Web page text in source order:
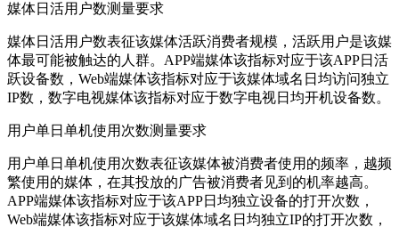
媒体日活用户数测量要求
媒体日活用户数表征该媒体活跃消费者规模，活跃用户是该媒
体最可能被触达的人群。APP端媒体该指标对应于该APP日活
跃设备数，Web端媒体该指标对应于该媒体域名日均访问独立
IP数，数字电视媒体该指标对应于数字电视日均开机设备数。
用户单日单机使用次数测量要求
用户单日单机使用次数表征该媒体被消费者使用的频率，越频
繁使用的媒体，在其投放的广告被消费者见到的机率越高。
APP端媒体该指标对应于该APP日均独立设备的打开次数，
Web端媒体该指标对应于该媒体域名日均独立IP的打开次数，